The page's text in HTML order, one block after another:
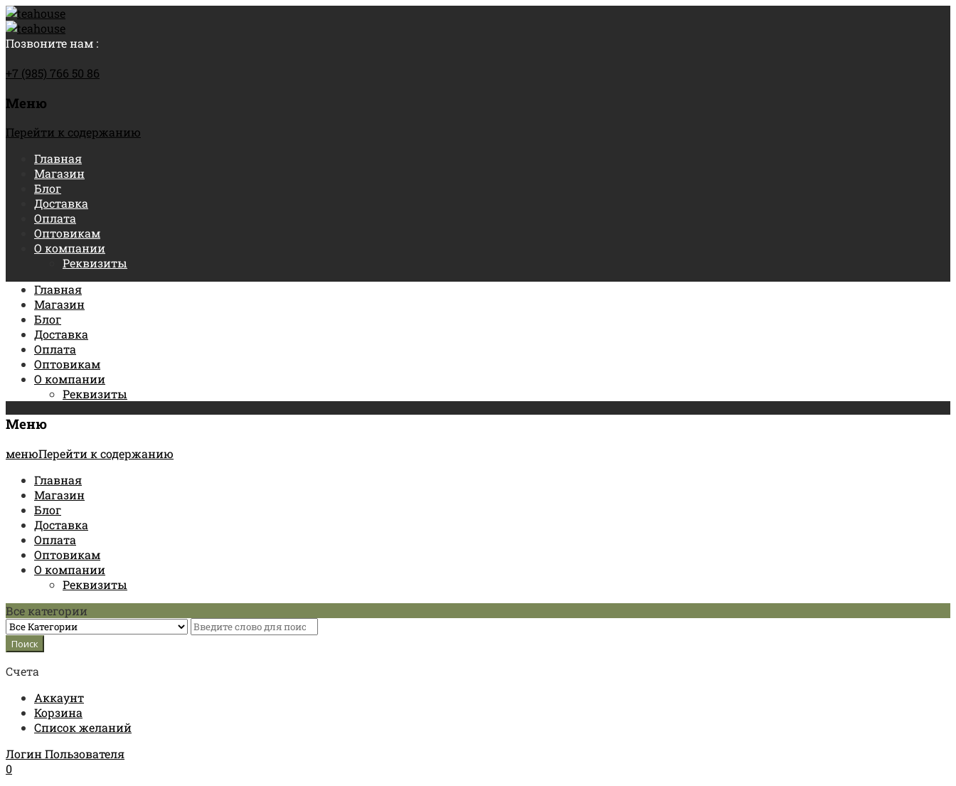
Позвоните нам :
+7 (985) 766 50 86
Меню
Перейти к содержанию
Главная
Магазин
Блог
Доставка
Оплата
Оптовикам
О компании
Реквизиты
Главная
Магазин
Блог
Доставка
Оплата
Оптовикам
О компании
Реквизиты
Меню
менюПерейти к содержанию
Главная
Магазин
Блог
Доставка
Оплата
Оптовикам
О компании
Реквизиты
Все категории
Счета
Аккаунт
Корзина
Список желаний
Логин Пользователя
0